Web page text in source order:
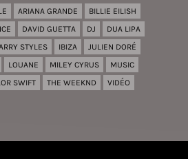
ARIANA GRANDE
BILLIE EILISH
DAVID GUETTA DJ
DUA LIPA
STYLES IBIZA
JULIEN DORÉ
LOUANE MILEY CYRUS
MUSIC
SWIFT THE WEEKND VIDÉO